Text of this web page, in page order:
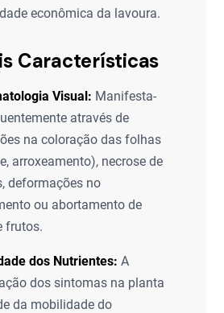
econômica da lavoura.
Características
Visual: Manifesta-
através de
na coloração das folhas
arroxeamento), necrose de
deformações no
ou abortamento de
frutos.
dos Nutrientes: A
dos sintomas na planta
da mobilidade do